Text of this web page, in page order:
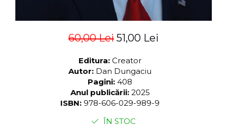
60,00 Lei 51,00 Lei
Editura: Creator
Autor: Dan Dungaciu
Pagini: 408
Anul publicării: 2025
ISBN: 978-606-029-989-9
ÎN STOC